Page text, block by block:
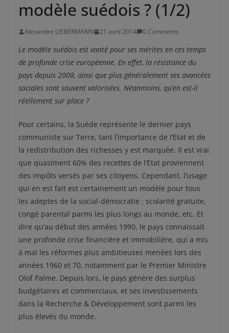
modèle suédois ? (1/2)
Alexandre LIEBERMANN 21 avril 2014 0 Comments
Le modèle suédois est vanté pour ses mérites en ces temps
de profonde crise européenne. En effet, la résistance du
pays depuis 2008, ainsi que plus généralement ses avancées
sociales sont souvent valorisées. Néanmoins, qu’en est-il
réellement sur place ?
Pour certains, la Suède représente le dernier pays
communiste sur Terre, tant l’importance de l’Etat et de
la redistribution des richesses y est marquée. Il est vrai
que quasiment 60% des recettes de l’Etat proviennent
des impôts versés par ses citoyens. Cependant, l’usage
qui en est fait est certainement un modèle pour tous
les adeptes de la social-démocratie : scolarité gratuite,
congé parental parmi les plus longs au monde, etc. Et
dire qu’au début des années 1990, le pays connaissait
une profonde crise financière et immobilière, qui a mis
à mal les réformes plus ambitieuses menées lors des
années 1960 et 70, notamment par le Premier Ministre
Olof Palme. Depuis lors, le pays génère des surplus
budgétaires et commerciaux, et ses investissements
dans la Recherche & Développement sont parmi les
plus élevés du monde.